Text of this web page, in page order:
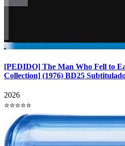
[PEDIDO] The Man Who Fell to
Collection] (1976) BD25
2026
⭐⭐⭐⭐⭐